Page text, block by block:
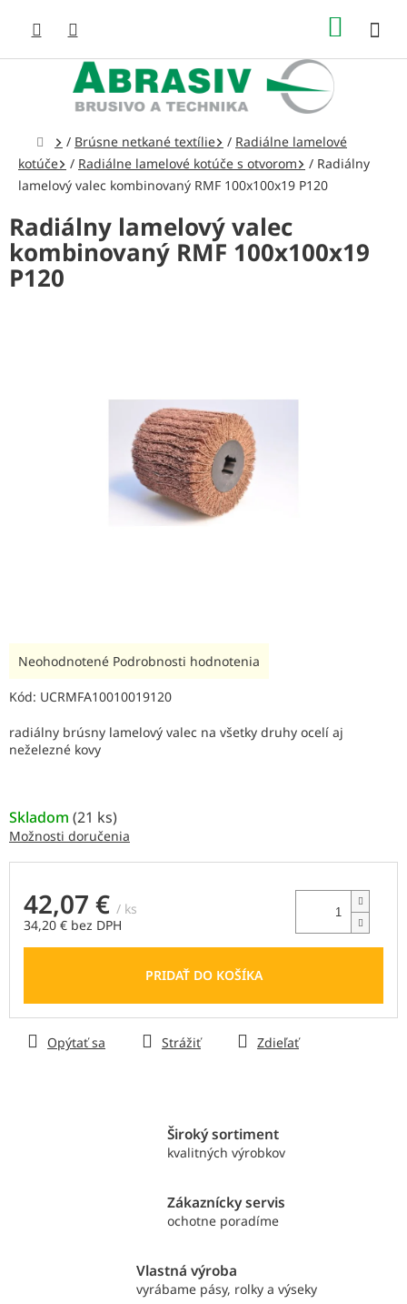
obsah
Domov
/ Brúsne netkané textílie / Radiálne lamelové
kotúče
/ Radiálne lamelové kotúče s otvorom / Radiálny
lamelový valec kombinovaný RMF 100x100x19 P120
Radiálny lamelový valec
kombinovaný RMF 100x100x19
P120
Kód: UCRMFA10010019120
Skladom (21 ks)
Možnosti doručenia
42,07 € / ks
34,20 € bez DPH
Jednotková
PRIDAŤ DO KOŠÍKA
radiálny brúsny lamelový valec na všetky druhy ocelí aj
neželezné kovy
Opýtať sa Strážiť Zdieľať
Priemerné
produktu
0,0
z
Neohodnotené Podrobnosti hodnotenia
Široký sortiment
kvalitných výrobkov
Zákaznícky servis
ochotne poradíme
Vlastná výroba
vyrábame pásy, rolky a výseky